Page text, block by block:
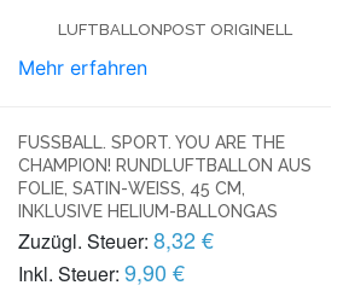
UFTBALLONPOST ORIGINELL
Mehr erfahren
FUSSBALL. SPORT. YOU ARE THE C
HAMPION! RUNDLUFTBALLON AUS F
OLIE, SATIN-WEISS, 45 CM, I
NKLUSIVE HELIUM-BALLONGAS
Zuzügl. Steuer: 8,32 €
Inkl. Steuer: 9,90 €